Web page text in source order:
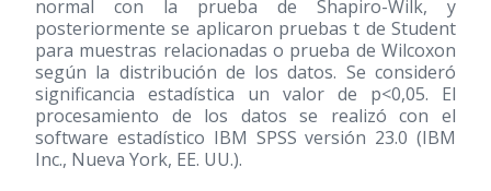
normal con la prueba de Shapiro-Wilk, y
posteriormente se aplicaron pruebas t de Student
para muestras relacionadas o prueba de Wilcoxon
según la distribución de los datos. Se consideró
significancia estadística un valor de p<0,05. El
procesamiento de los datos se realizó con el
software estadístico IBM SPSS versión 23.0 (IBM
Inc., Nueva York, EE. UU.).